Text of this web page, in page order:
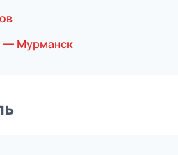
— Мурманск